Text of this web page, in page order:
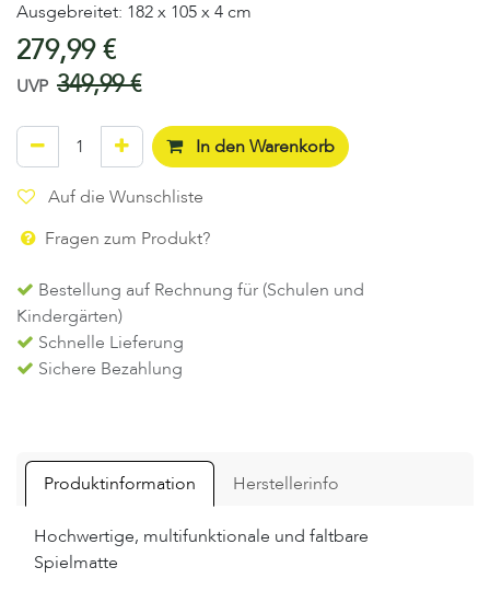
Ausgebreitet: 182 x 105 x 4 cm
279,99€
UVP 349,99€
In den Warenkorb
Auf die Wunschliste
Fragen zum Produkt?
Bestellung auf Rechnung für (Schulen und
Kindergärten)
Schnelle Lieferung
Sichere Bezahlung
Produktinformation Herstellerinfo
Hochwertige, multifunktionale und faltbare
Spielmatte